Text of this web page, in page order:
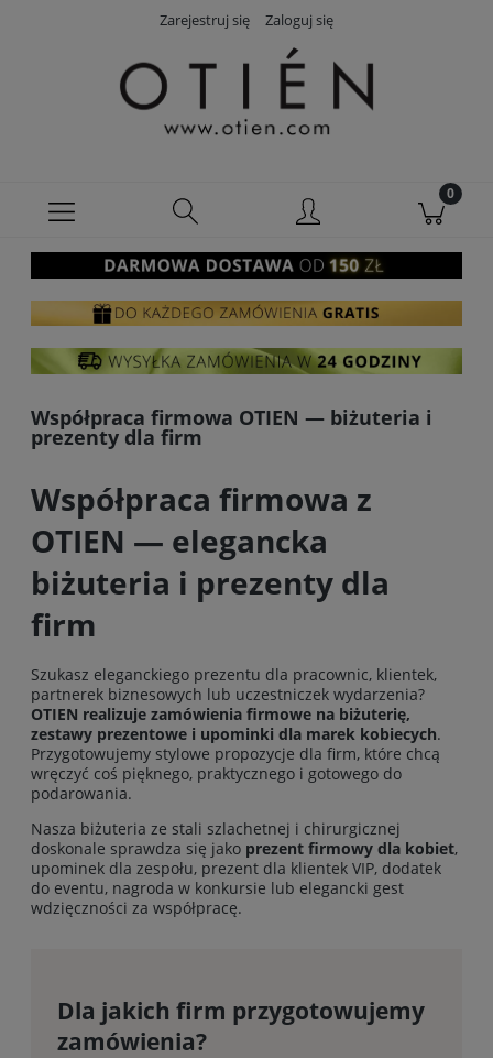
Zarejestruj się Zaloguj się
Współpraca firmowa OTIEN — biżuteria i
prezenty dla firm
Współpraca firmowa z
OTIEN — elegancka
biżuteria i prezenty dla
firm
Szukasz eleganckiego prezentu dla pracownic, klientek,
partnerek biznesowych lub uczestniczek wydarzenia?
OTIEN realizuje zamówienia firmowe na biżuterię,
zestawy prezentowe i upominki dla marek kobiecych.
Przygotowujemy stylowe propozycje dla firm, które chcą
wręczyć coś pięknego, praktycznego i gotowego do
podarowania.
Nasza biżuteria ze stali szlachetnej i chirurgicznej
doskonale sprawdza się jako prezent firmowy dla kobiet,
upominek dla zespołu, prezent dla klientek VIP, dodatek
do eventu, nagroda w konkursie lub elegancki gest
wdzięczności za współpracę.
Dla jakich firm przygotowujemy
zamówienia?